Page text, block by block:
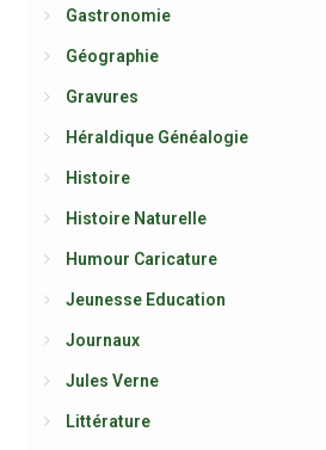
Gastronomie
Géographie
Gravures
Héraldique Généalogie
Histoire
Histoire Naturelle
Humour Caricature
Jeunesse Education
Journaux
Jules Verne
Littérature